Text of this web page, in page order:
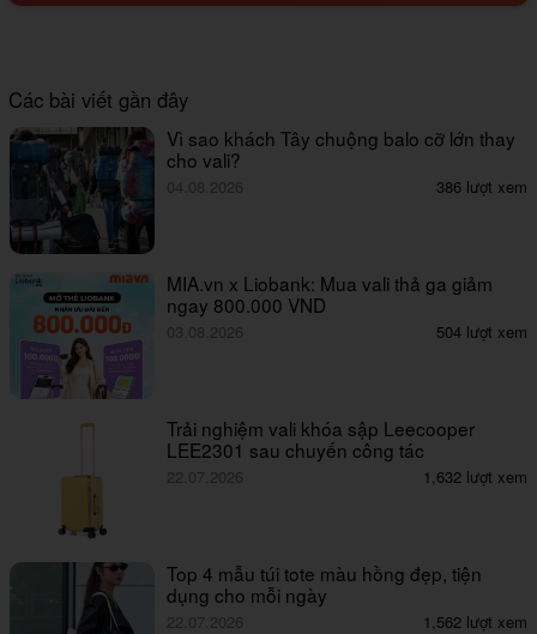
Các bài viết gần đây
Vì sao khách Tây chuộng balo cỡ lớn thay
cho vali?
04.08.2026 386 lượt xem
MIA.vn x Liobank: Mua vali thả ga giảm
ngay 800.000 VND
03.08.2026 504 lượt xem
Trải nghiệm vali khóa sập Leecooper
LEE2301 sau chuyến công tác
22.07.2026 1,632 lượt xem
Top 4 mẫu túi tote màu hồng đẹp, tiện
dụng cho mỗi ngày
22.07.2026 1,562 lượt xem